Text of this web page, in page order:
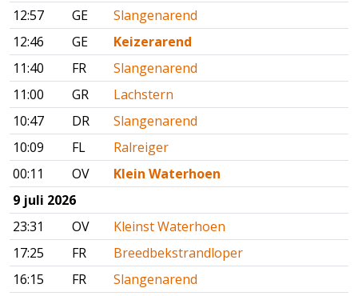
12:57
GE
Slangenarend
12:46
GE
Keizerarend
11:40
FR
Slangenarend
11:00
GR
Lachstern
10:47
DR
Slangenarend
10:09
FL
Ralreiger
00:11
OV
Klein Waterhoen
9 juli 2026
23:31
OV
Kleinst Waterhoen
17:25
FR
Breedbekstrandloper
16:15
FR
Slangenarend